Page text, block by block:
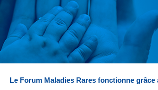
Le Forum Maladies Rares fonctionne